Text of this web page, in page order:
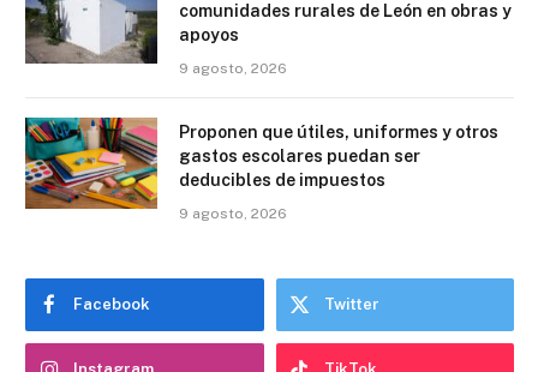
comunidades rurales de León en obras y
apoyos
9 agosto, 2026
Proponen que útiles, uniformes y otros
gastos escolares puedan ser
deducibles de impuestos
9 agosto, 2026
Facebook Twitter